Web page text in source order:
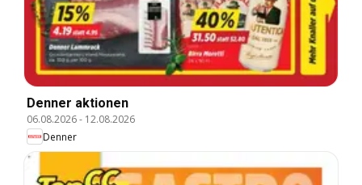
Denner aktionen
06.08.2026- 12.08.2026
Denner